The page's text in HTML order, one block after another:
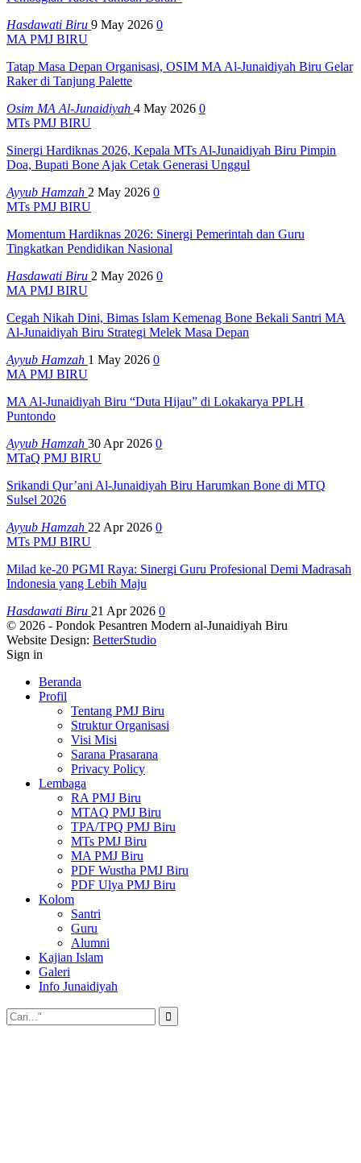
Hasdawati Biru 9 May 2026 0
MA PMJ BIRU
Tatap Masa Depan Organisasi, OSIM MA Al-Junaidiyah Biru Gelar
Raker di Tanjung Palette
Osim MA Al-Junaidiyah 4 May 2026 0
MTs PMJ BIRU
Sinergi Hardiknas 2026, Kepala MTs Al-Junaidiyah Biru Pimpin
Doa, Bupati Bone Ajak Cetak Generasi Unggul
Ayyub Hamzah 2 May 2026 0
MTs PMJ BIRU
Momentum Hardiknas 2026: Sinergi Pemerintah dan Guru
Tingkatkan Pendidikan Nasional
Hasdawati Biru 2 May 2026 0
MA PMJ BIRU
Cegah Nikah Dini, Bimas Islam Kemenag Bone Bekali Santri MA
Al-Junaidiyah Biru Strategi Melek Masa Depan
Ayyub Hamzah 1 May 2026 0
MA PMJ BIRU
MA Al-Junaidiyah Biru “Duta Hijau” di Lokakarya PPLH
Puntondo
Ayyub Hamzah 30 Apr 2026 0
MTaQ PMJ BIRU
Srikandi Qur’ani Al-Junaidiyah Biru Harumkan Bone di MTQ
Sulsel 2026
Ayyub Hamzah 22 Apr 2026 0
MTs PMJ BIRU
Milad ke-20 PGMI Raya: Sinergi Guru Profesional Demi Madrasah
Indonesia yang Lebih Maju
Hasdawati Biru 21 Apr 2026 0
© 2026 - Pondok Pesantren Modern al-Junaidiyah Biru
Website Design: BetterStudio
Sign in
Beranda
Profil
Tentang PMJ Biru
Struktur Organisasi
Visi Misi
Sarana Prasarana
Privacy Policy
Lembaga
RA PMJ Biru
MTAQ PMJ Biru
TPA/TPQ PMJ Biru
MTs PMJ Biru
MA PMJ Biru
PDF Wustha PMJ Biru
PDF Ulya PMJ Biru
Kolom
Santri
Guru
Alumni
Kajian Islam
Galeri
Info Junaidiyah